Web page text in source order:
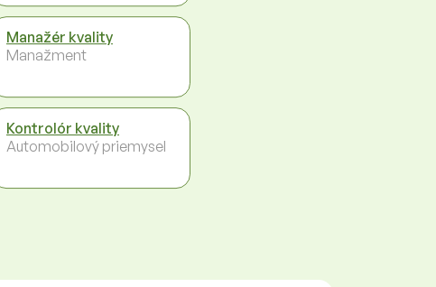
Manažér kvality
Manažment
Kontrolór kvality
Automobilový priemysel